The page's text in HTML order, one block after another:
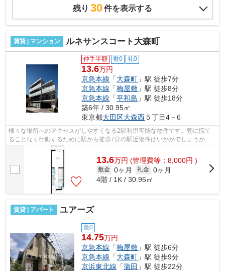
残り 30件を表示する
賃貸 | マンション ルネサンスコート大森町
仲手半額 敷0 礼0
13.6万円
京急本線 「大森町 」駅 徒歩7分
京急本線 「梅屋敷 」駅 徒歩8分
京急本線 「平和島 」駅 徒歩18分
築6年 / 30.95㎡
東京都大田区大森西５丁目4－6
様々な場所へのアクセスがしやすくなる2駅利用可能な物件です。朝に慌て
ることなく行動するために駅から徒歩7分の駅近物件はいかがでしょうか。
道が平坦だと買い物も快適にできますね...
13.6万円 (管理費等：8,000円 )
敷金 0ヶ月 礼金 0ヶ月
4階 / 1K / 30.95㎡
賃貸 | アパート ユアーズ
敷0
14.75万円
京急本線 「梅屋敷 」駅 徒歩6分
京急本線 「大森町 」駅 徒歩9分
京浜東北線 「蒲田 」駅 徒歩22分